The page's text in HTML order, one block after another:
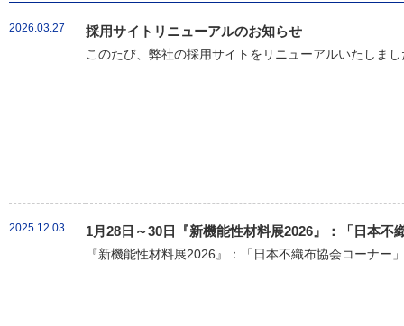
2026.03.27 採用サイトリニューアルのお知らせ
このたび、弊社の採用サイトをリニューアルいたしま
2025.12.03 1月28日～30日『新機能性材料展2026』：「日本不
『新機能性材料展2026』：「日本不織布協会コーナ